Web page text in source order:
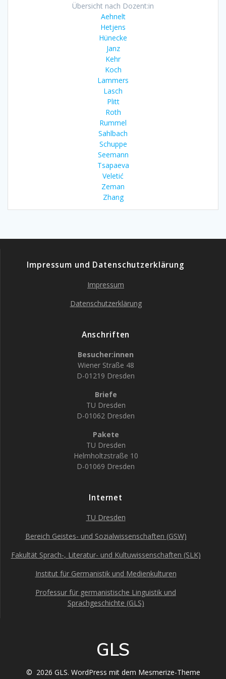
Übersicht nach Dozent:in
Aehnelt
Hetjens
Hünecke
Janz
Kehr
Koch
Lammers
Lasch
Plitt
Roth
Rummel
Sahlbach
Schuppe
Seemann
Tsapaeva
Veletić
Zeman
Zhang
Impressum und Datenschutzerklärung
Impressum
Datenschutzerklärung
Anschriften
Besucher:innen
Wiener Straße 48
D-01219 Dresden
Briefe
TU Dresden
D-01062 Dresden
Pakete
TU Dresden
Helmholtzstraße 10
D-01069 Dresden
Internet
TU Dresden
Bereich Geistes- und Sozialwissenschaften (GSW)
Fakultät Sprach-, Literatur- und Kultuwissenschaften (SLK)
Institut für Germanistik und Medienkulturen
Professur für germanistische Linguistik und
Sprachgeschichte (GLS)
GLS
© 2026 GLS. WordPress mit dem Mesmerize-Theme